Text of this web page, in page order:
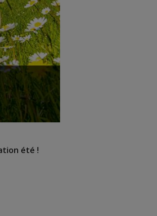
été !